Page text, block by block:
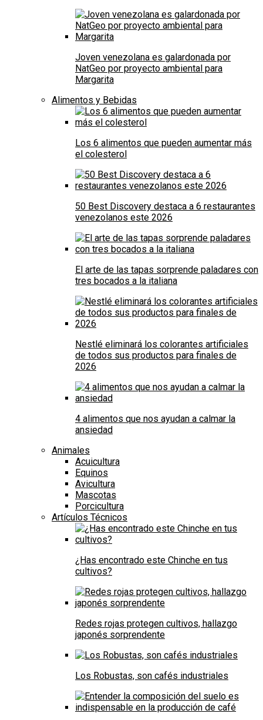
Joven venezolana es galardonada por
NatGeo por proyecto ambiental para
Margarita
Alimentos y Bebidas
Los 6 alimentos que pueden aumentar más
el colesterol
50 Best Discovery destaca a 6 restaurantes
venezolanos este 2026
El arte de las tapas sorprende paladares con
tres bocados a la italiana
Nestlé eliminará los colorantes artificiales
de todos sus productos para finales de
2026
4 alimentos que nos ayudan a calmar la
ansiedad
Animales
Acuicultura
Equinos
Avicultura
Mascotas
Porcicultura
Artículos Técnicos
¿Has encontrado este Chinche en tus
cultivos?
Redes rojas protegen cultivos, hallazgo
japonés sorprendente
Los Robustas, son cafés industriales